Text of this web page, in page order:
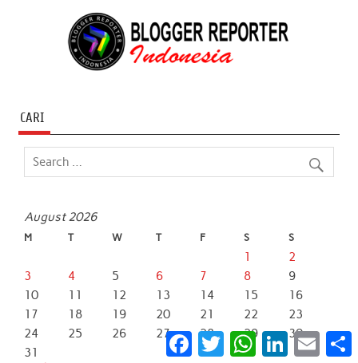
CARI
August 2026
M T W T F S S
1
2
3
4 5 6 7 8
9
10
11 12 13 14 15
16
17
18 19 20 21 22
23
24
25 26 27 28 29
30
31
FacebookTwitterWhatsApp
LinkedInEmail